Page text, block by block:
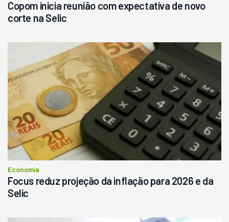
Copom inicia reunião com expectativa de novo
corte na Selic
Economia
Focus reduz projeção da inflação para 2026 e da
Selic